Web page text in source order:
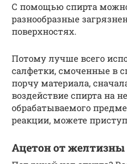
С помощью спирта
разнообразные
поверхностях.
Потому лучше всего
салфетки, смоченные в
порчу материала,
воздействие спирта на
обрабатываемого
реакции, можете
Ацетон от желтизны